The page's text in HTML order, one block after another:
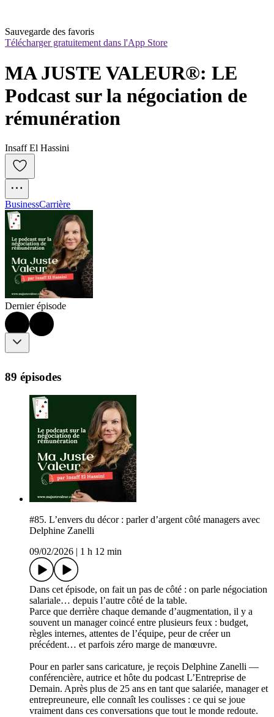
Sauvegarde des favoris
Télécharger gratuitement dans l'App Store
MA JUSTE VALEUR®: LE
Podcast sur la négociation de
rémunération
Insaff El Hassini
BusinessCarrière
Dernier épisode
89 épisodes
#85. L’envers du décor : parler d’argent côté managers avec
Delphine Zanelli
09/02/2026
1 h 12 min
Dans cet épisode, on fait un pas de côté : on parle négociation
salariale… depuis l’autre côté de la table.
Parce que derrière chaque demande d’augmentation, il y a
souvent un manager coincé entre plusieurs feux : budget,
règles internes, attentes de l’équipe, peur de créer un
précédent… et parfois zéro marge de manœuvre.
Pour en parler sans caricature, je reçois Delphine Zanelli —
conférencière, autrice et hôte du podcast L’Entreprise de
Demain. Après plus de 25 ans en tant que salariée, manager et
entrepreuneure, elle connaît les coulisses : ce qui se joue
vraiment dans ces conversations que tout le monde redoute.